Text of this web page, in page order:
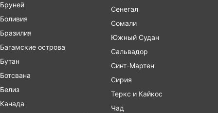
Бруней
Боливия
Бразилия
Багамские острова
Бутан
Ботсвана
Белиз
Канада
Сенегал
Сомали
Южный Судан
Сальвадор
Синт-Мартен
Сирия
Теркс и Кайкос
Чад